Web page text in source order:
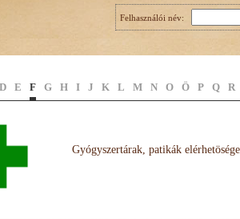
Felhasználói név:
D E F G H I J K L M N O Ö P Q R
Gyógyszertárak, patikák